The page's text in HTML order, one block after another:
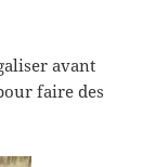
avant
faire des